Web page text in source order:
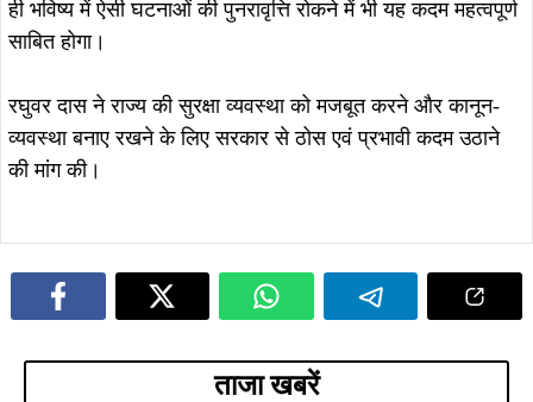
ही भविष्य में ऐसी घटनाओं की पुनरावृत्ति रोकने में भी यह कदम महत्वपूर्ण
साबित होगा।
रघुवर दास ने राज्य की सुरक्षा व्यवस्था को मजबूत करने और कानून-
व्यवस्था बनाए रखने के लिए सरकार से ठोस एवं प्रभावी कदम उठाने
की मांग की।
ताजा खबरें